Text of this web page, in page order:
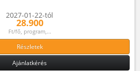
2027-01-22-tól
28.900
Ft/fő, program,...
Részletek
Ajánlatkérés